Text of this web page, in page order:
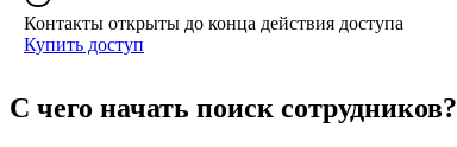
Контакты открыты до конца действия доступа
Купить доступ
С чего начать поиск сотрудников?